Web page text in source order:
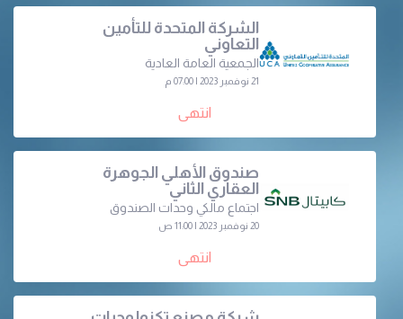
الشركة المتحدة للتأمين
التعاوني
الجمعية العامة العادية
21 نوفمبر 2023 | 07:00 م
انتهى
صندوق الأهلي الجوهرة
العقاري الثاني
اجتماع مالكي وحدات الصندوق
20 نوفمبر 2023 | 11:00 ص
انتهى